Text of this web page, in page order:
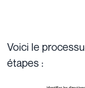
Voici le
étapes :